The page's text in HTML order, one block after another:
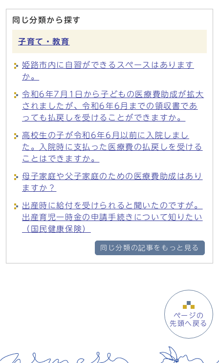
同じ分類から探す
子育て・教育
姫路市内に自習ができるスペースはあります
か。
令和6年7月1日から子どもの医療費助成が拡大
されましたが、令和6年6月までの領収書であ
っても払戻しを受けることができますか。
高校生の子が令和6年6月以前に入院しまし
た。入院時に支払った医療費の払戻しを受ける
ことはできますか。
母子家庭や父子家庭のための医療費助成はあり
ますか？
出産時に給付を受けられると聞いたのですが。
出産育児一時金の申請手続きについて知りたい
（国民健康保険）
同じ分類の記事をもっと見る
ページの
先頭へ戻る